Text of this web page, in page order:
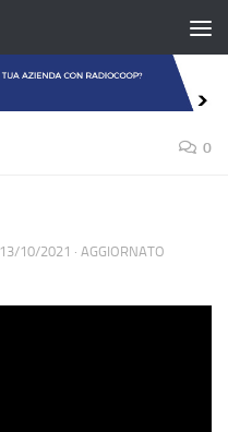
0
13/10/2021 · AGGIORNATO